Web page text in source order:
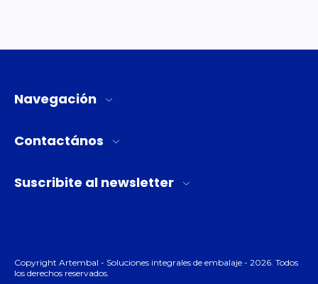
Navegación
Contactános
Suscribite al newsletter
Copyright Artembal - Soluciones integrales de embalaje - 2026. Todos
los derechos reservados.